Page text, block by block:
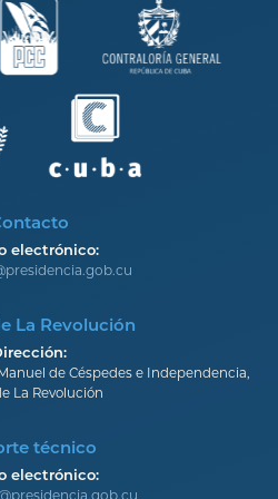
electrónico:
La Revolución
de Céspedes e Independencia,
La Revolución
técnico
electrónico: